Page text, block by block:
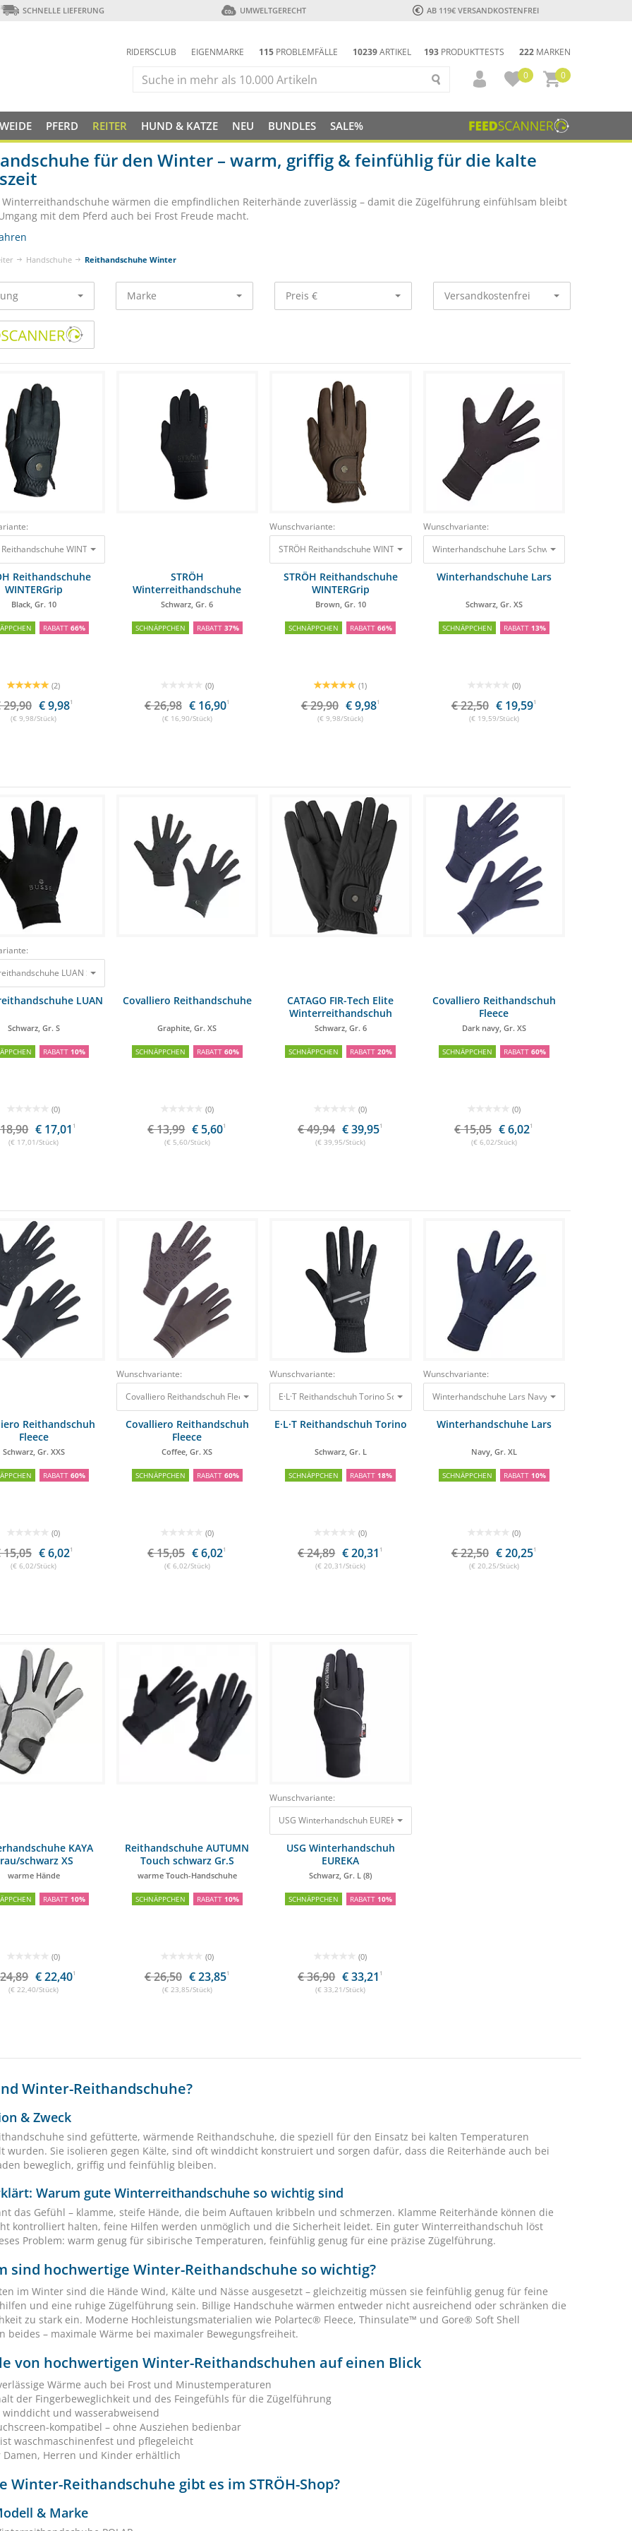
SCHNELLE LIEFERUNG UMWELTGERECHT AB 119€ VERSANDKOSTENFREI
193 PRODUKTTESTS 222 MARKEN
RIDERSCLUB EIGENMARKE 115 PROBLEMFÄLLE 10239ARTIKEL
0
0
PFERD REITER HUND & KATZE NEU BUNDLES SALE%
für den Winter – warm, griffig & feinfühlig für die kalte
Winterreithandschuhe wärmen die empfindlichen Reiterhände zuverlässig – damit die Zügelführung einfühlsam bleibt
mit dem Pferd auch bei Frost Freude macht.
Handschuhe Reithandschuhe Winter
Marke Preis € Versandkostenfrei
Reithandschuhe WINTERGrip Black, Gr. 10
Reithandschuhe
WINTERGrip
Black, Gr. 10
RABATT66%
(2)
29,90 € 9,981
(€ 9,98/Stück)
STRÖH
Winterreithandschuhe
POLAR
Schwarz, Gr. 6
SCHNÄPPCHEN RABATT 37%
(0)
€ 26,98 € 16,901
(€ 16,90/Stück)
Wunschvariante:
STRÖH Reithandschuhe WINTERGrip Brown, Gr. 1029,90 € 9,98 €
STRÖH Reithandschuhe
WINTERGrip
Brown, Gr. 10
SCHNÄPPCHEN RABATT66%
(1)
€ 29,90 € 9,981
(€ 9,98/Stück)
Wunschvariante:
Winterhandschuhe Lars Schwarz, Gr. XS
Winterhandschuhe Lars
Schwarz, Gr. XS
SCHNÄPPCHEN RABATT 13%
(0)
€ 22,50 € 19,591
(€ 19,59/Stück)
LUAN Schwarz, Gr. S
LUAN
Schwarz, Gr. S
RABATT 10%
(0)
€ 17,01 1
(€ 17,01/Stück)
Covalliero Reithandschuhe
Graphite, Gr. XS
SCHNÄPPCHEN RABATT 60%
(0)
€ 13,99 € 5,601
(€ 5,60/Stück)
CATAGO FIR-Tech Elite
Winterreithandschuh
Schwarz, Gr. 6
SCHNÄPPCHEN RABATT20%
(0)
€ 49,94 € 39,951
(€ 39,95/Stück)
Covalliero Reithandschuh
Fleece
Dark navy, Gr. XS
SCHNÄPPCHEN RABATT 60%
(0)
€ 15,05 € 6,021
(€ 6,02/Stück)
Reithandschuh
Fleece
Schwarz, Gr. XXS
RABATT60%
(0)
15,05 € 6,021
(€ 6,02/Stück)
Wunschvariante:
Covalliero Reithandschuh Fleece Coffee, Gr. XS15,05 €6,02 €
Covalliero Reithandschuh
Fleece
Coffee, Gr. XS
SCHNÄPPCHEN RABATT 60%
(0)
€ 15,05 € 6,021
(€ 6,02/Stück)
Wunschvariante:
E·L·T Reithandschuh Torino Schwarz, Gr. L24,89 €20,31 €
E·L·T Reithandschuh Torino
Schwarz, Gr. L
SCHNÄPPCHEN RABATT 18%
(0)
€ 24,89 € 20,31 1
(€ 20,31/Stück)
Wunschvariante:
Winterhandschuhe Lars Navy, Gr. XL
Winterhandschuhe Lars
Navy, Gr. XL
SCHNÄPPCHEN RABATT 10%
(0)
€ 22,50 € 20,251
(€ 20,25/Stück)
KAYA
schwarz XS
warme Hände
RABATT 10%
(0)
€ 22,401
(€ 22,40/Stück)
Reithandschuhe AUTUMN
Touch schwarz Gr.S
warme Touch-Handschuhe
SCHNÄPPCHEN RABATT 10%
(0)
€ 26,50 € 23,851
(€ 23,85/Stück)
Wunschvariante:
USG Winterhandschuh EUREKA Schwarz, Gr. L (8)
USG Winterhandschuh
EUREKA
Schwarz, Gr. L (8)
SCHNÄPPCHEN RABATT 10%
(0)
€ 36,90 € 33,21 1
(€ 33,21/Stück)
Winter-Reithandschuhe?
& Zweck
sind gefütterte, wärmende Reithandschuhe, die speziell für den Einsatz bei kalten Temperaturen
wurden. Sie isolieren gegen Kälte, sind oft winddicht konstruiert und sorgen dafür, dass die Reiterhände auch bei
beweglich, griffig und feinfühlig bleiben.
Warum gute Winterreithandschuhe so wichtig sind
das Gefühl – klamme, steife Hände, die beim Auftauen kribbeln und schmerzen. Klamme Reiterhände können die
kontrolliert halten, feine Hilfen werden unmöglich und die Sicherheit leidet. Ein guter Winterreithandschuh löst
Problem: warm genug für sibirische Temperaturen, feinfühlig genug für eine präzise Zügelführung.
sind hochwertige Winter-Reithandschuhe so wichtig?
im Winter sind die Hände Wind, Kälte und Nässe ausgesetzt – gleichzeitig müssen sie feinfühlig genug für feine
und eine ruhige Zügelführung sein. Billige Handschuhe wärmen entweder nicht ausreichend oder schränken die
zu stark ein. Moderne Hochleistungsmaterialien wie Polartec® Fleece, Thinsulate™ und Gore® Soft Shell
beides – maximale Wärme bei maximaler Bewegungsfreiheit.
von hochwertigen Winter-Reithandschuhen auf einen Blick
Wärme auch bei Frost und Minustemperaturen
der Fingerbeweglichkeit und des Feingefühls für die Zügelführung
winddicht und wasserabweisend
kompatibel – ohne Ausziehen bedienbar
waschmaschinenfest und pflegeleicht
Damen, Herren und Kinder erhältlich
Winter-Reithandschuhe gibt es im STRÖH-Shop?
& Marke